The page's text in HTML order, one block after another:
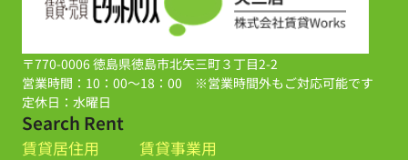
〒770-0006 徳島県徳島市北矢三町３丁目2-2
営業時間：10：00～18：00 ※営業時間外もご対応可能です
定休日：水曜日
Search Rent
賃貸居住用
賃貸事業用